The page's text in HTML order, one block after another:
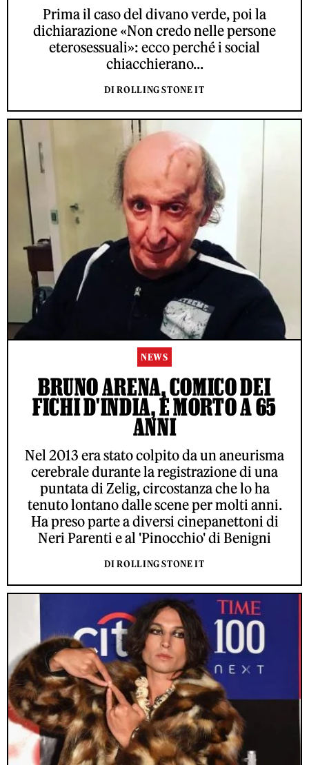
Prima il caso del divano verde, poi la
dichiarazione «Non credo nelle persone
eterosessuali»: ecco perché i social
chiacchierano...
DI ROLLING STONE IT
NEWS
BRUNO ARENA, COMICO DEI
FICHI D'INDIA, È MORTO A 65
ANNI
Nel 2013 era stato colpito da un aneurisma
cerebrale durante la registrazione di una
puntata di Zelig, circostanza che lo ha
tenuto lontano dalle scene per molti anni.
Ha preso parte a diversi cinepanettoni di
Neri Parenti e al 'Pinocchio' di Benigni
DI ROLLING STONE IT